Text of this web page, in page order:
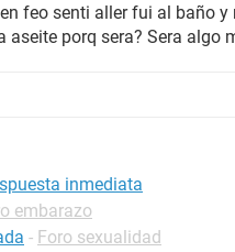
feo senti aller fui al baño
aseite porq sera? Sera algo
inmediata
embarazo
- Foro sexualidad